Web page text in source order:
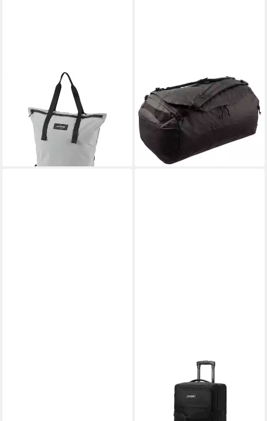
Sporttasche PACKABLE
TOTE PACK 18L
34,99 €
UVP54,95 €
lieferbar - in 2-3 Werktagen bei dir
DAKINE
Reisetasche Ranger Duffel 90
L mit Rucksackfunktion (1
Stück, 1-tlg., 1 Stück), Logo
169,95 €
lieferbar - in 4-5 Werktagen bei dir
Reisetasche 365, Polyester
159,90 €
lieferbar - in 2-3 Werktagen bei dir